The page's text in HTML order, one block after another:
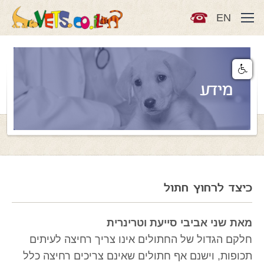
EN
מידע
כיצד לרחוץ חתול
מאת שני אביבי סייעת וטרינרית
חלקם הגדול של החתולים אינו צריך רחיצה לעיתים
תכופות, וישנם אף חתולים שאינם צריכים רחיצה כלל